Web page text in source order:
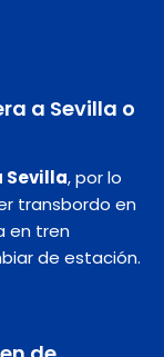
a Sevilla o
Sevilla, por lo
transbordo en
en tren
de estación.